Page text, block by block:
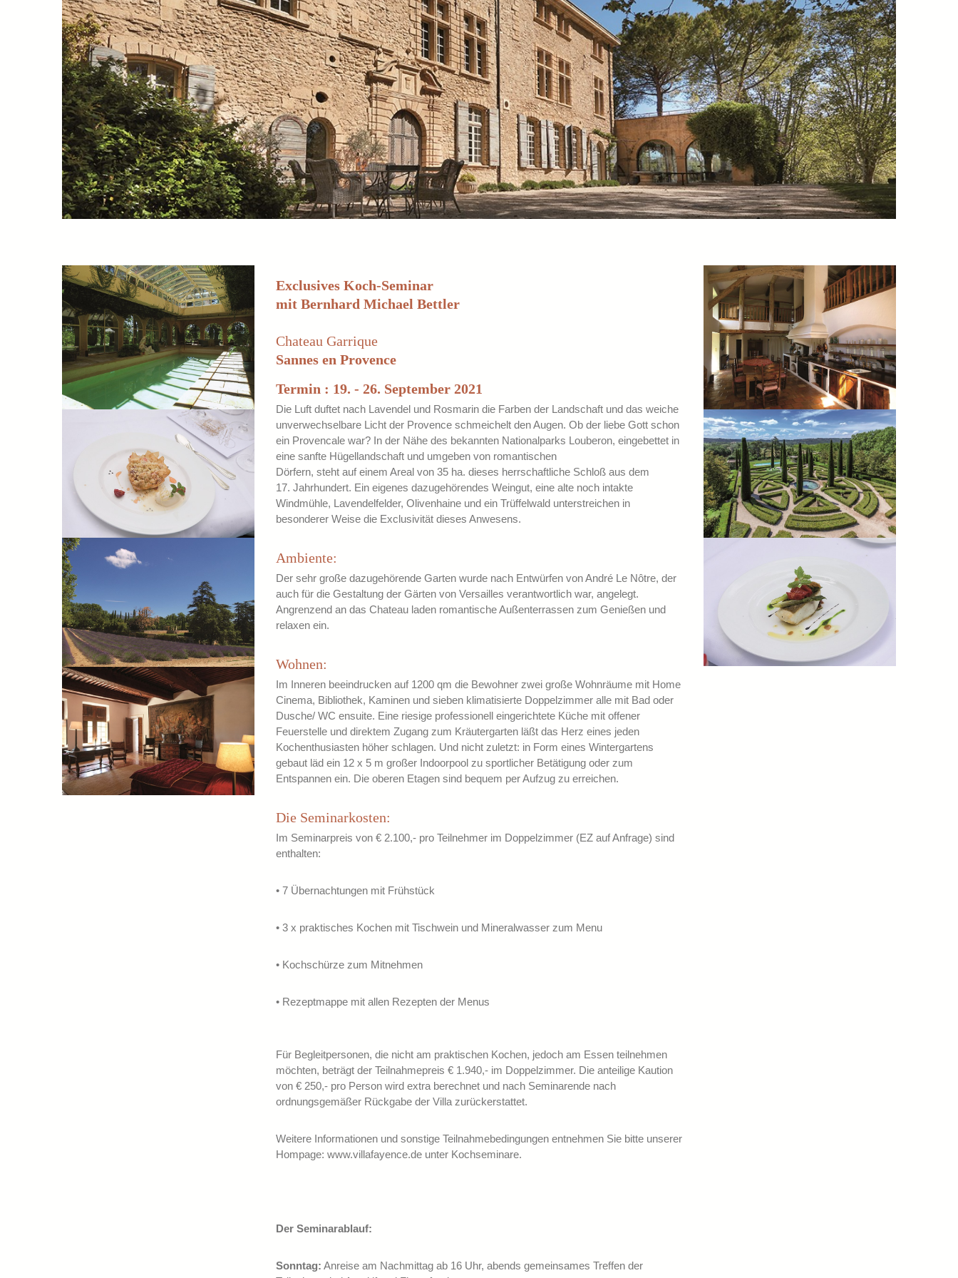
Exclusives Koch-Seminar
mit Bernhard Michael Bettler
Chateau Garrique
Sannes en Provence
Termin : 19. - 26. September 2021
Die Luft duftet nach Lavendel und Rosmarin die Farben der Landschaft und das weiche
unverwechselbare Licht der Provence schmeichelt den Augen. Ob der liebe Gott schon
ein Provencale war? In der Nähe des bekannten Nationalparks Louberon, eingebettet in
eine sanfte Hügellandschaft und umgeben von romantischen
Dörfern, steht auf einem Areal von 35 ha. dieses herrschaftliche Schloß aus dem
17. Jahrhundert. Ein eigenes dazugehörendes Weingut, eine alte noch intakte
Windmühle, Lavendelfelder, Olivenhaine und ein Trüffelwald unterstreichen in
besonderer Weise die Exclusivität dieses Anwesens.
Ambiente:
Der sehr große dazugehörende Garten wurde nach Entwürfen von André Le Nôtre, der
auch für die Gestaltung der Gärten von Versailles verantwortlich war, angelegt.
Angrenzend an das Chateau laden romantische Außenterrassen zum Genießen und
relaxen ein.
Wohnen:
Im Inneren beeindrucken auf 1200 qm die Bewohner zwei große Wohnräume mit Home
Cinema, Bibliothek, Kaminen und sieben klimatisierte Doppelzimmer alle mit Bad oder
Dusche/ WC ensuite. Eine riesige professionell eingerichtete Küche mit offener
Feuerstelle und direktem Zugang zum Kräutergarten läßt das Herz eines jeden
Kochenthusiasten höher schlagen. Und nicht zuletzt: in Form eines Wintergartens
gebaut läd ein 12 x 5 m großer Indoorpool zu sportlicher Betätigung oder zum
Entspannen ein. Die oberen Etagen sind bequem per Aufzug zu erreichen.
Die Seminarkosten:
Im Seminarpreis von € 2.100,- pro Teilnehmer im Doppelzimmer (EZ auf Anfrage) sind
enthalten:
• 7 Übernachtungen mit Frühstück
• 3 x praktisches Kochen mit Tischwein und Mineralwasser zum Menu
• Kochschürze zum Mitnehmen
• Rezeptmappe mit allen Rezepten der Menus
Für Begleitpersonen, die nicht am praktischen Kochen, jedoch am Essen teilnehmen
möchten, beträgt der Teilnahmepreis € 1.940,- im Doppelzimmer. Die anteilige Kaution
von € 250,- pro Person wird extra berechnet und nach Seminarende nach
ordnungsgemäßer Rückgabe der Villa zurückerstattet.
Weitere Informationen und sonstige Teilnahmebedingungen entnehmen Sie bitte unserer
Hompage: www.villafayence.de unter Kochseminare.
Der Seminarablauf:
Sonntag: Anreise am Nachmittag ab 16 Uhr, abends gemeinsames Treffen der